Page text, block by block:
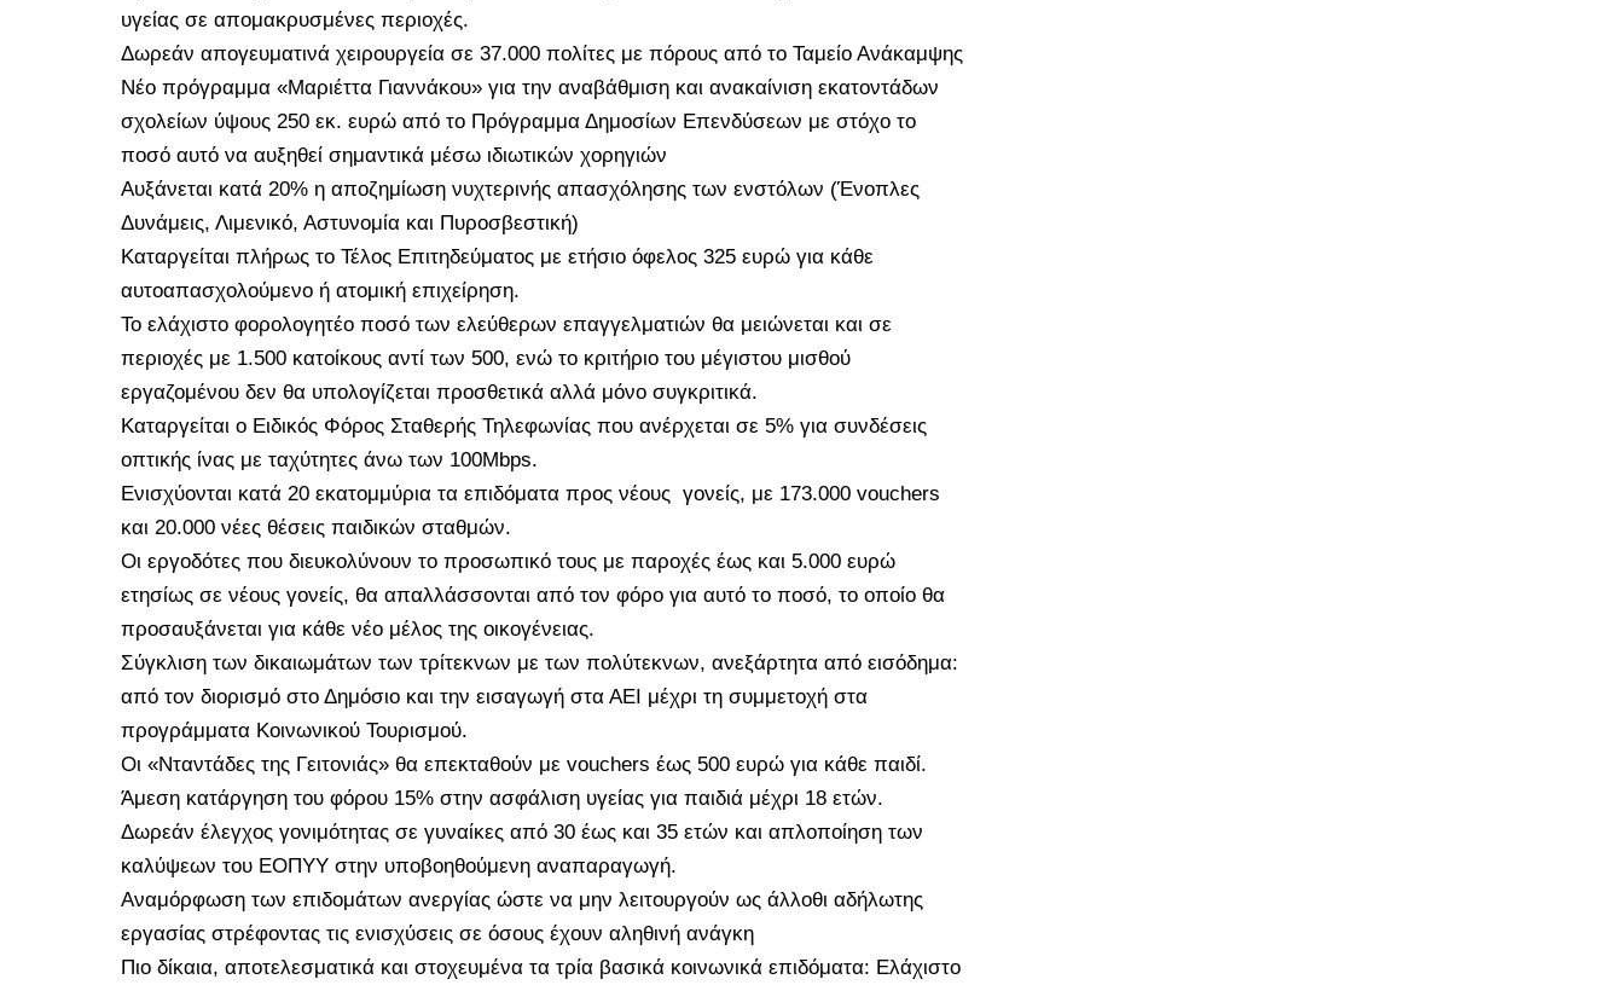
υγείας σε απομακρυσμένες περιοχές.
Δωρεάν απογευματινά χειρουργεία σε 37.000 πολίτες με πόρους από το Ταμείο Ανάκαμψης
Νέο πρόγραμμα «Μαριέττα Γιαννάκου» για την αναβάθμιση και ανακαίνιση εκατοντάδων
σχολείων ύψους 250 εκ. ευρώ από το Πρόγραμμα Δημοσίων Επενδύσεων με στόχο το
ποσό αυτό να αυξηθεί σημαντικά μέσω ιδιωτικών χορηγιών
Αυξάνεται κατά 20% η αποζημίωση νυχτερινής απασχόλησης των ενστόλων (Ένοπλες
Δυνάμεις, Λιμενικό, Αστυνομία και Πυροσβεστική)
Καταργείται πλήρως το Τέλος Επιτηδεύματος με ετήσιο όφελος 325 ευρώ για κάθε
αυτοαπασχολούμενο ή ατομική επιχείρηση.
Το ελάχιστο φορολογητέο ποσό των ελεύθερων επαγγελματιών θα μειώνεται και σε
περιοχές με 1.500 κατοίκους αντί των 500, ενώ το κριτήριο του μέγιστου μισθού
εργαζομένου δεν θα υπολογίζεται προσθετικά αλλά μόνο συγκριτικά.
Καταργείται ο Ειδικός Φόρος Σταθερής Τηλεφωνίας που ανέρχεται σε 5% για συνδέσεις
οπτικής ίνας με ταχύτητες άνω των 100Mbps.
Ενισχύονται κατά 20 εκατομμύρια τα επιδόματα προς νέους γονείς, με 173.000 vouchers
και 20.000 νέες θέσεις παιδικών σταθμών.
Οι εργοδότες που διευκολύνουν το προσωπικό τους με παροχές έως και 5.000 ευρώ
ετησίως σε νέους γονείς, θα απαλλάσσονται από τον φόρο για αυτό το ποσό, το οποίο θα
προσαυξάνεται για κάθε νέο μέλος της οικογένειας.
Σύγκλιση των δικαιωμάτων των τρίτεκνων με των πολύτεκνων, ανεξάρτητα από εισόδημα:
από τον διορισμό στο Δημόσιο και την εισαγωγή στα ΑΕΙ μέχρι τη συμμετοχή στα
προγράμματα Κοινωνικού Τουρισμού.
Οι «Νταντάδες της Γειτονιάς» θα επεκταθούν με vouchers έως 500 ευρώ για κάθε παιδί.
Άμεση κατάργηση του φόρου 15% στην ασφάλιση υγείας για παιδιά μέχρι 18 ετών.
Δωρεάν έλεγχος γονιμότητας σε γυναίκες από 30 έως και 35 ετών και απλοποίηση των
καλύψεων του ΕΟΠΥΥ στην υποβοηθούμενη αναπαραγωγή.
Αναμόρφωση των επιδομάτων ανεργίας ώστε να μην λειτουργούν ως άλλοθι αδήλωτης
εργασίας στρέφοντας τις ενισχύσεις σε όσους έχουν αληθινή ανάγκη
Πιο δίκαια, αποτελεσματικά και στοχευμένα τα τρία βασικά κοινωνικά επιδόματα: Ελάχιστο